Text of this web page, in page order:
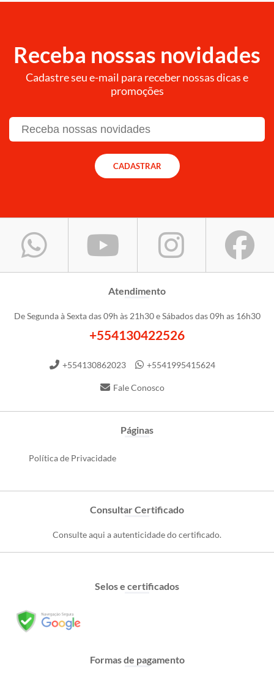
Receba nossas novidades
Cadastre seu e-mail para receber nossas dicas e
promoções
CADASTRAR
Atendimento
De Segunda à Sexta das 09h às 21h30 e Sábados das 09h as 16h30
+554130422526
+554130862023 +5541995415624
Fale Conosco
Páginas
Política de Privacidade
Consultar Certificado
Consulte aqui a autenticidade do certificado.
Selos e certificados
Formas de pagamento